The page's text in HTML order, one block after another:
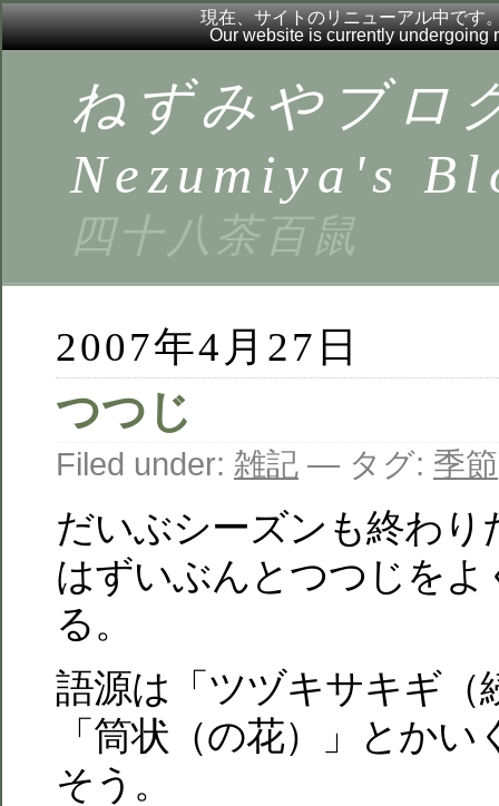
現在、サイトのリニューアル中です
Our website is currently undergoing
ねずみやブロ
Nezumiya's
四十八茶百鼠
2007年4月27日
つつじ
Filed under: 雑記 — タグ: 季節
だいぶシーズンも終わり
はずいぶんとつつじをよ
る。
語源は「ツヅキサキギ（
「筒状（の花）」とか
そう。